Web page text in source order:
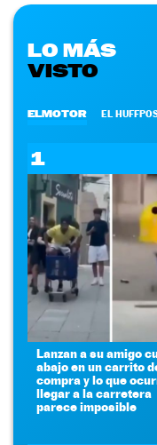
LO MÁS
VISTO
ELMOTOR EL
1
Lanzan a su amigo
abajo en un carrito
compra y lo que
llegar a la carretera
parece imposible